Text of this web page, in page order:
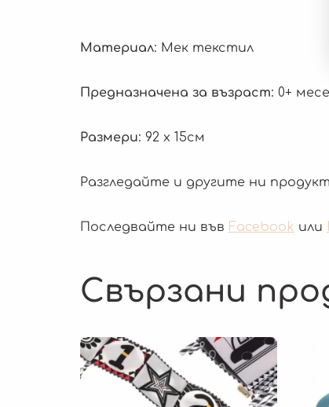
Материал: Мек текстил
Предназначена за възраст: 0+
Размери: 92 х 15см
Разгледайте и другите ни
Последвайте ни във Facebook или
Свързани